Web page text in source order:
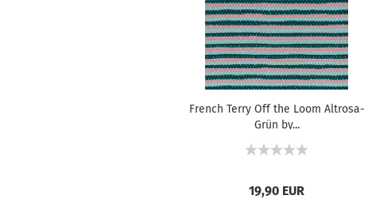
French Terry Off the Loom Altrosa-
Grün by...
19,90 EUR